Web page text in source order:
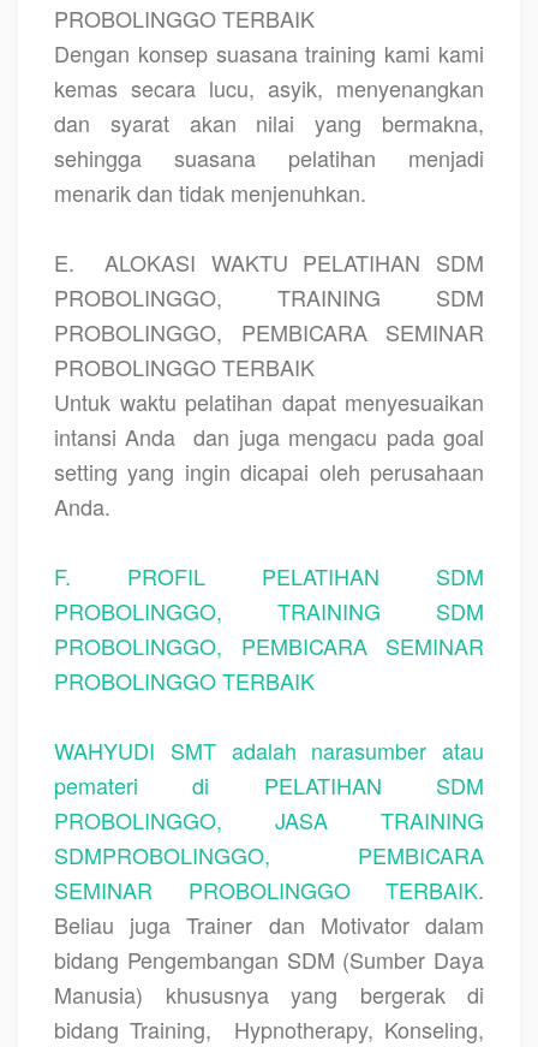
PROBOLINGGO TERBAIK
Dengan konsep suasana training kami kami
kemas secara lucu, asyik, menyenangkan
dan syarat akan nilai yang bermakna,
sehingga suasana pelatihan menjadi
menarik dan tidak menjenuhkan.
E.
ALOKASI WAKTU PELATIHAN SDM
PROBOLINGGO, TRAINING SDM
PROBOLINGGO, PEMBICARA SEMINAR
PROBOLINGGO TERBAIK
Untuk waktu pelatihan dapat menyesuaikan
intansi Anda dan juga mengacu pada goal
setting yang ingin dicapai oleh perusahaan
Anda.
F. PROFIL PELATIHAN SDM
PROBOLINGGO, TRAINING SDM
PROBOLINGGO, PEMBICARA SEMINAR
PROBOLINGGO TERBAIK
WAHYUDI SMT adalah narasumber atau
pemateri di PELATIHAN SDM
PROBOLINGGO, JASA TRAINING
SDMPROBOLINGGO, PEMBICARA
SEMINAR PROBOLINGGO TERBAIK.
Beliau juga Trainer dan Motivator dalam
bidang Pengembangan SDM (Sumber Daya
Manusia) khususnya yang bergerak di
bidang Training,
Hypnotherapy, Konseling,